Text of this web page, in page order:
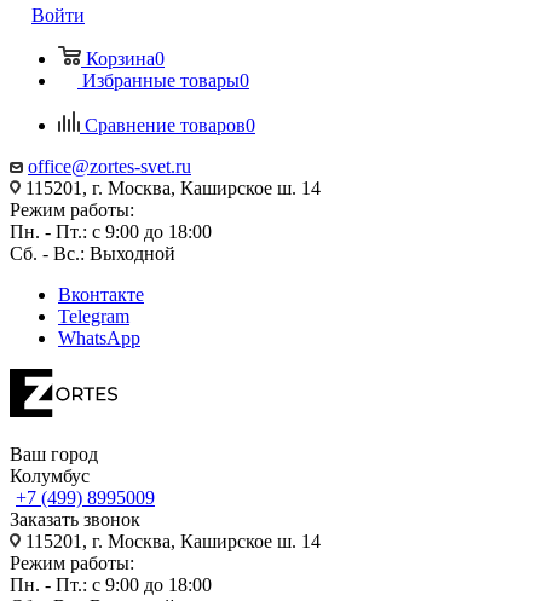
Войти
Корзина0
Избранные товары0
Сравнение товаров0
office@zortes-svet.ru
115201, г. Москва, Каширское ш. 14
Режим работы:
Пн. - Пт.: с 9:00 до 18:00
Сб. - Вс.: Выходной
Вконтакте
Telegram
WhatsApp
Ваш город
Колумбус
+7 (499) 8995009
Заказать звонок
115201, г. Москва, Каширское ш. 14
Режим работы:
Пн. - Пт.: с 9:00 до 18:00